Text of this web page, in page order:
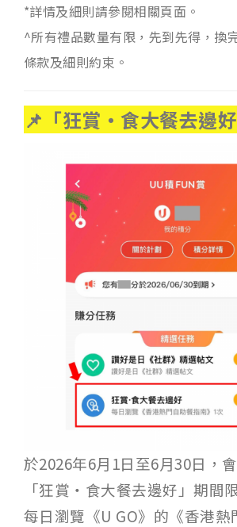
*詳情及細則請參閱相關頁面。
^所有禮品數量有限，先到先得，換
條款及細則約束。
📌「狂賞‧食大餐去邊好
於2026年6月1日至6月30日，
「狂賞‧食大餐去邊好」期間
每日瀏覽《U GO》的《香港熱